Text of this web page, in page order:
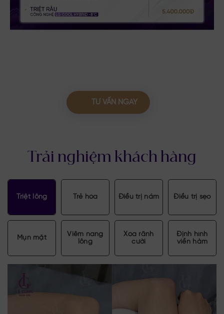
TƯ VẤN NGAY
Trải nghiệm khách hàng
Triệt lông Trẻ hóa Điều trị nám Điều trị sẹo
Mụn mặt
Viêm nang
lông
Xóa rãnh
cười
Định hình
viền hàm